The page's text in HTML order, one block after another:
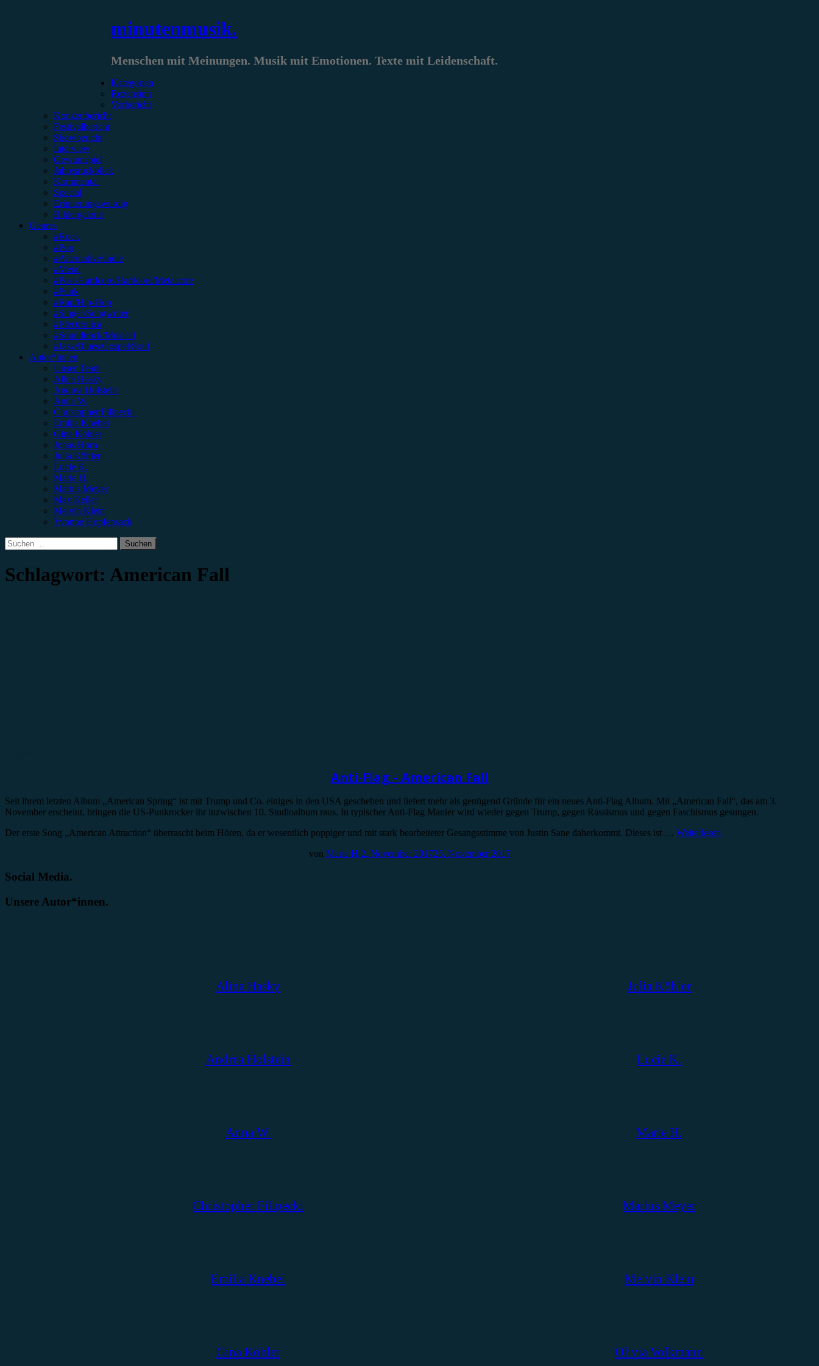
minutenmusik.
Menschen mit Meinungen. Musik mit Emotionen. Texte mit Leidenschaft.
Kategorien
Rezension
Vorbericht
Konzertbericht
Festivalbericht
Showbericht
Interview
Gewinnspiel
Jahresrückblick
Kommentar
Special
Erinnerungswürdig
Bildergalerie
Genres
#Rock
#Pop
#Alternative/Indie
#Metal
#Post-Hardcore/Hardcore/Metalcore
#Punk
#Rap/Hip-Hop
#Singer/Songwriter
#Electronica
#Soundtrack/Musical
#Jazz/Blues/Gospel/Soul
Autor*innen
Unser Team
Alina Hasky
Andrea Holstein
Anna W.
Christopher Filipecki
Emilia Knebel
Gina Köhler
Jonas Horn
Julia Köhler
Lucie K.
Marie H.
Marius Meyer
Max Keller
Melvin Klein
Yvonne Hopfensack
Suchen
nach:
Schlagwort: American Fall
Anti-Flag – American Fall
Seit ihrem letzten Album „American Spring“ ist mit Trump und Co. einiges in den USA geschehen und liefert mehr als genügend Gründe für ein neues Anti-Flag Album. Mit „American Fall“, das am 3.
November erscheint, bringen die US-Punkrocker ihr inzwischen 10. Studioalbum raus. In typischer Anti-Flag Manier wird wieder gegen Trump, gegen Rassismus und gegen Faschismus gesungen.
Der erste Song „American Attraction“ überrascht beim Hören, da er wesentlich poppiger und mit stark bearbeiteter Gesangsstimme von Justin Sane daherkommt. Dieses ist … Weiterlesen
von Marie H.2. November 201725. November 2017
Social Media.
Unsere Autor*innen.
Alina Hasky
Andrea Holstein
Anna W.
Christopher Filipecki
Emilia Knebel
Gina Köhler
Julia Köhler
Lucie K.
Marie H.
Marius Meyer
Melvin Klein
Olivia Volkmann